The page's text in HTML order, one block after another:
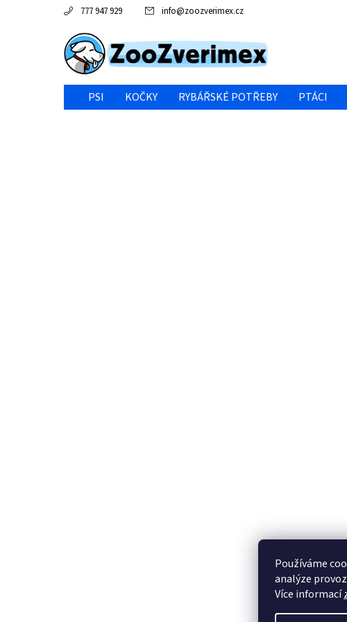
777 947 929 info@zoozverimex.cz
PSI KOČKY RYBÁŘSKÉ POTŘEBY PTÁCI
Používáme
analýze
Více informací